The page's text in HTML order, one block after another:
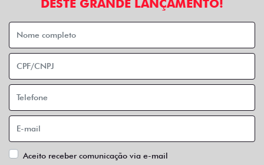
DESTE GRANDE LANÇAMENTO!
Aceito receber comunicação via e-mail